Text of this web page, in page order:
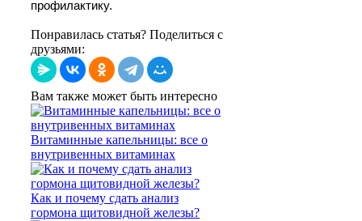
профилактику.
Понравилась статья? Поделиться с
друзьями:
Вам также может быть интересно
Витаминные капельницы: все о
внутривенных витаминах
Как и почему сдать анализ
гормона щитовидной железы?